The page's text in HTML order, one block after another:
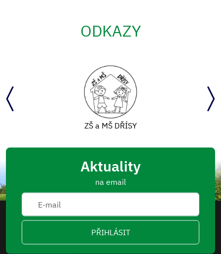
ODKAZY
ZŠ a MŠ DŘÍSY
Aktuality
na email
PŘIHLÁSIT